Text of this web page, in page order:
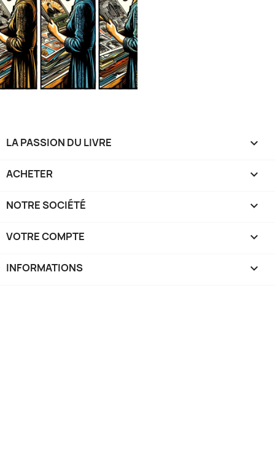
LA PASSION DU LIVRE 
ACHETER 
NOTRE SOCIÉTÉ 
VOTRE COMPTE 
INFORMATIONS keyboard_arrow_down